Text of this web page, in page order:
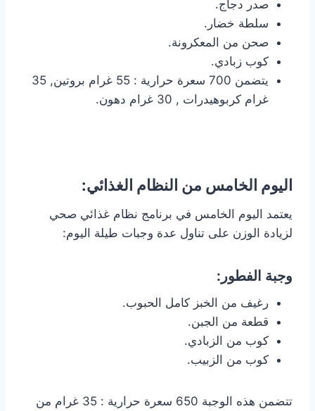
صدر دجاج.
سلطة خضار.
صحن من المعكرونة.
كوب زبادي.
يتضمن 700 سعرة حرارية : 55 غرام بروتين, 35
غرام كربوهيدرات , 30 غرام دهون.
اليوم الخامس من النظام الغذائي:
يعتمد اليوم الخامس في برنامج نظام غذائي صحي
لزيادة الوزن على تناول عدة وجبات طيلة اليوم:
وجبة الفطور:
رغيف من الخبز كامل الحبوب.
قطعة من الجبن.
كوب من الزبادي.
كوب من الزبيب.
تتضمن هذه الوجبة 650 سعرة حرارية : 35 غرام من